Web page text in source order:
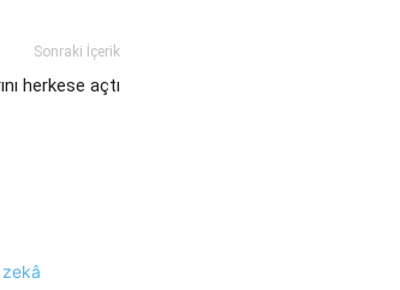
Sonraki İçerik
herkese açtı